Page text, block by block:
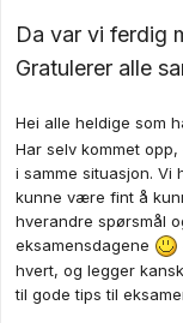
Da var vi ferdig
Gratulerer alle
Hei alle heldige som
Har selv kommet
i samme situasjon. Vi
kunne være fint å
hverandre spørsmål
eksamensdagene
hvert, og legger
til gode tips til